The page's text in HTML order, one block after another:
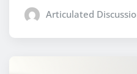
Articulated